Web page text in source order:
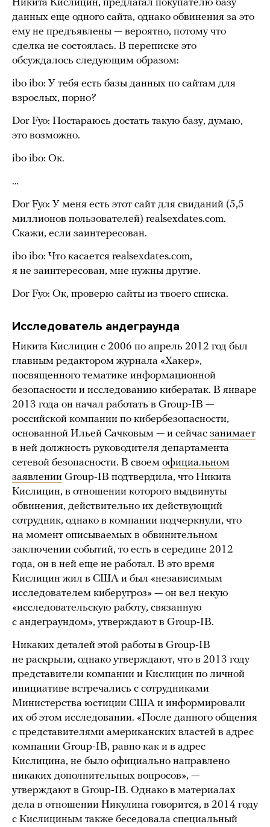
Никита Кислицин, предлагал покупателю базу
данных еще одного сайта, однако обвинения за это
ему не предъявлены — вероятно, потому что
сделка не состоялась. В переписке это
обсуждалось следующим образом:
ibo ibo: У тебя есть базы данных по сайтам для
взрослых, порно?
Dor Fyo: Постараюсь достать такую базу, думаю,
это возможно.
ibo ibo: Ок.
…
Dor Fyo: У меня есть этот сайт для свиданий (5,5
миллионов пользователей) realsexdates.com.
Скажи, если заинтересован.
ibo ibo: Что касается realsexdates.com,
я не заинтересован, мне нужны другие.
Dor Fyo: Ок, проверю сайты из твоего списка.
Исследователь андеграунда
Никита Кислицин с 2006 по апрель 2012 год был
главным редактором журнала «Хакер»,
посвященного тематике информационной
безопасности и исследованию кибератак. В январе
2013 года он начал работать в Group-IB —
российской компании по кибербезопасности,
основанной Ильей Сачковым — и сейчас занимает
в ней должность руководителя департамента
сетевой безопасности. В своем официальном
заявлении Group-IB подтвердила, что Никита
Кислицин, в отношении которого выдвинуты
обвинения, действительно их действующий
сотрудник, однако в компании подчеркнули, что
на момент описываемых в обвинительном
заключении событий, то есть в середине 2012
года, он в ней еще не работал. В это время
Кислицин жил в США и был «независимым
исследователем киберугроз» — он вел некую
«исследовательскую работу, связанную
с андеграундом», утверждают в Group-IB.
Никаких деталей этой работы в Group-IB
не раскрыли, однако утверждают, что в 2013 году
представители компании и Кислицин по личной
инициативе встречались с сотрудниками
Министерства юстиции США и информировали
их об этом исследовании. «После данного общения
с представителями американских властей в адрес
компании Group-IB, равно как и в адрес
Кислицина, не было официально направлено
никаких дополнительных вопросов», —
утверждают в Group-IB. Однако в материалах
дела в отношении Никулина говорится, в 2014 году
с Кислициным также беседовала специальный